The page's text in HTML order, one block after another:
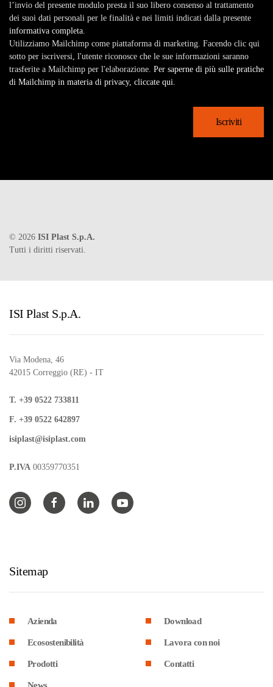
l’invio del presente modulo presta il suo libero consenso al trattamento
dei suoi dati personali per le finalità e nei limiti indicati dalla presente
informativa completa.
Utilizziamo Mailchimp come piattaforma di marketing. Facendo clic qui
sotto per iscriversi, l'utente riconosce che le sue informazioni saranno
trasferite a Mailchimp per l'elaborazione. Per saperne di più sulle pratiche
di Mailchimp in materia di privacy, cliccate qui.
© 2026 ISI Plast S.p.A.
Tutti i diritti riservati.
ISI Plast S.p.A.
Via Modena, 46
42015 Correggio (RE) - IT
T. +39 0522 733811
F. +39 0522 642897
isiplast@isiplast.com
P.IVA 00359770351
Sitemap
Azienda
Ecosostenibilità
Prodotti
Download
Lavora con noi
Contatti